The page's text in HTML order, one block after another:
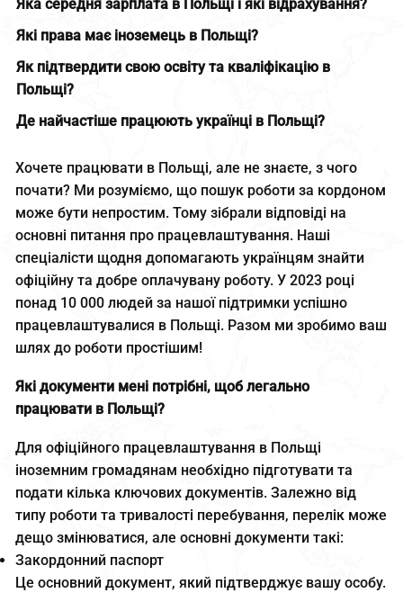
Яка середня зарплата в Польщі і які відрахування?
Які права має іноземець в Польщі?
Як підтвердити свою освіту та кваліфікацію в
Польщі?
Де найчастіше працюють українці в Польщі?
Хочете працювати в Польщі, але не знаєте, з чого
почати? Ми розуміємо, що пошук роботи за кордоном
може бути непростим. Тому зібрали відповіді на
основні питання про працевлаштування. Наші
спеціалісти щодня допомагають українцям знайти
офіційну та добре оплачувану роботу. У 2023 році
понад 10 000 людей за нашої підтримки успішно
працевлаштувалися в Польщі. Разом ми зробимо ваш
шлях до роботи простішим!
Які документи мені потрібні, щоб легально
працювати в Польщі?
Для офіційного працевлаштування в Польщі
іноземним громадянам необхідно підготувати та
подати кілька ключових документів. Залежно від
типу роботи та тривалості перебування, перелік може
дещо змінюватися, але основні документи такі:
Закордонний паспорт
Це основний документ, який підтверджує вашу особу.